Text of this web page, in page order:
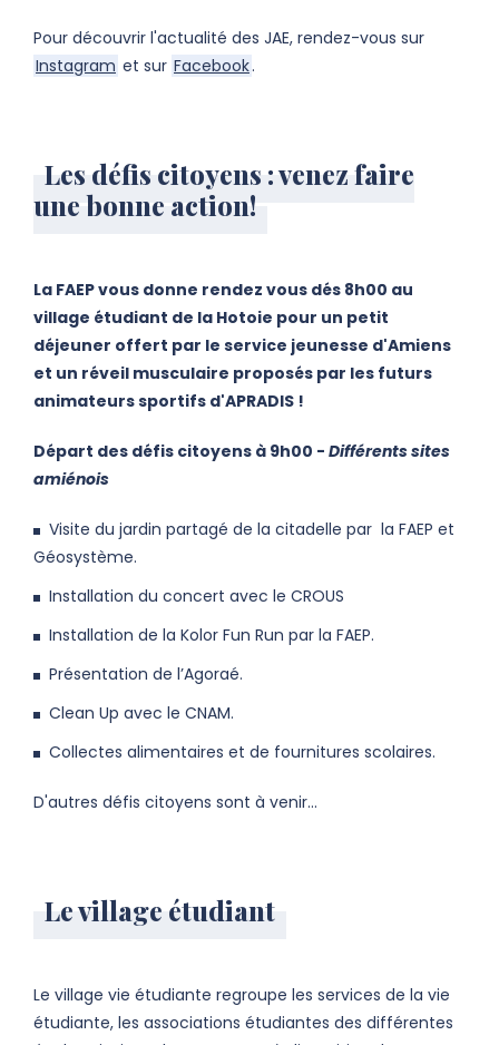
Pour découvrir l'actualité des JAE, rendez-vous sur
Instagram et sur Facebook.
Les défis citoyens : venez faire
une bonne action!
La FAEP vous donne rendez vous dés 8h00 au
village étudiant de la Hotoie pour un petit
déjeuner offert par le service jeunesse d'Amiens
et un réveil musculaire proposés par les futurs
animateurs sportifs d'APRADIS !
Départ des défis citoyens à 9h00 - Différents sites
amiénois
Visite du jardin partagé de la citadelle par la FAEP et
Géosystème.
Installation du concert avec le CROUS
Installation de la Kolor Fun Run par la FAEP.
Présentation de l’Agoraé.
Clean Up avec le CNAM.
Collectes alimentaires et de fournitures scolaires.
D'autres défis citoyens sont à venir...
Le village étudiant
Le village vie étudiante regroupe les services de la vie
étudiante, les associations étudiantes des différentes